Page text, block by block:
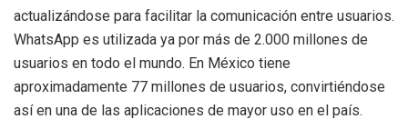
actualizándose para facilitar la comunicación entre usuarios.
WhatsApp es utilizada ya por más de 2.000 millones de
usuarios en todo el mundo. En México tiene
aproximadamente 77 millones de usuarios, convirtiéndose
así en una de las aplicaciones de mayor uso en el país.